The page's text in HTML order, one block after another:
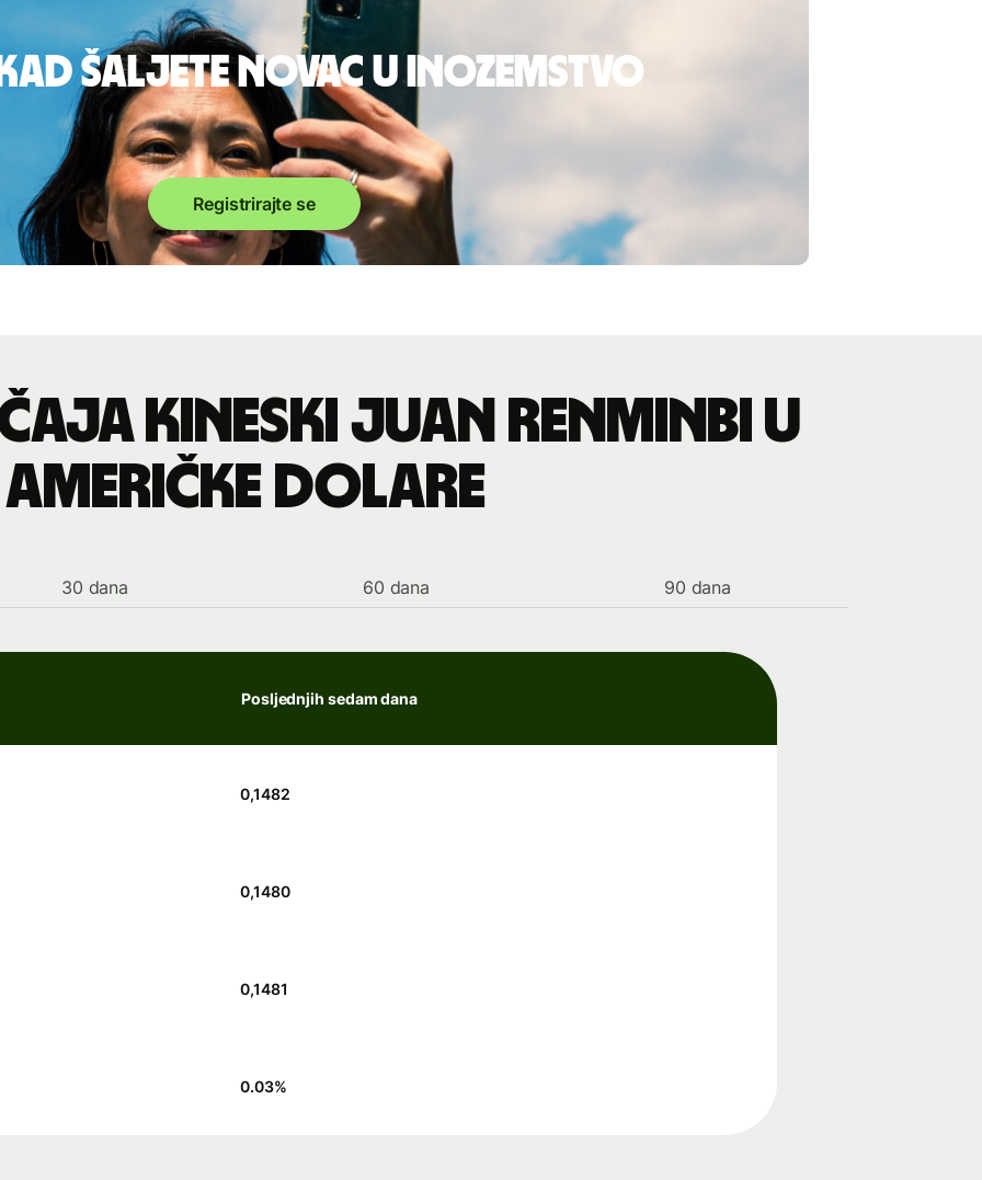
šaljete novac u inozemstvo
Registrirajte se
kineski juan renminbi u
američke dolare
30 dana 60 dana 90 dana
Posljednjih sedam dana
0,1482
0,1480
0,1481
0.03%